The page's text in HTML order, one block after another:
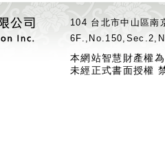
104 台北市中山區
本網站智慧財產權
未經正式書面授權